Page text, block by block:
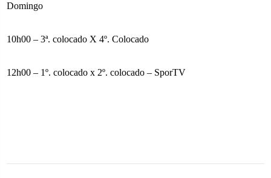
Domingo
10h00 – 3ª. colocado X 4º. Colocado
12h00 – 1º. colocado x 2º. colocado – SporTV